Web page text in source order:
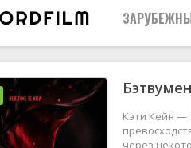
Все
2019
Кэти Кейн —
через